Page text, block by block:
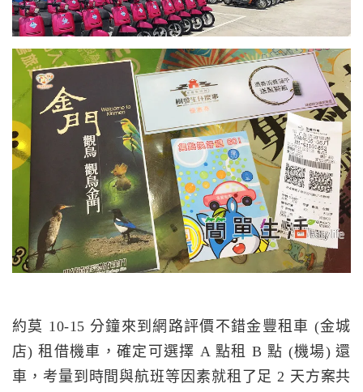
約莫 10-15 分鐘來到網路評價不錯金豐租車 (金城
店) 租借機車，確定可選擇 A 點租 B 點 (機場) 還
車，考量到時間與航班等因素就租了足 2 天方案共